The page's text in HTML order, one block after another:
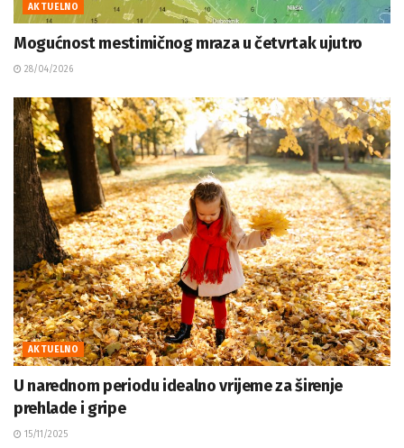
AKTUELNO
Mogućnost mestimičnog mraza u četvrtak ujutro
28/04/2026
AKTUELNO
U narednom periodu idealno vrijeme za širenje
prehlade i gripe
15/11/2025